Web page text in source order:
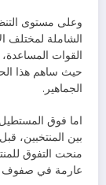
وعلى مستوى
الشاملة لمختلف
القوات المساعدة،
حيث ساهم هذا
الجماهير.
اما فوق المستطيل
بين المنتخبين،
منحت التفوق
عارمة في صفوف